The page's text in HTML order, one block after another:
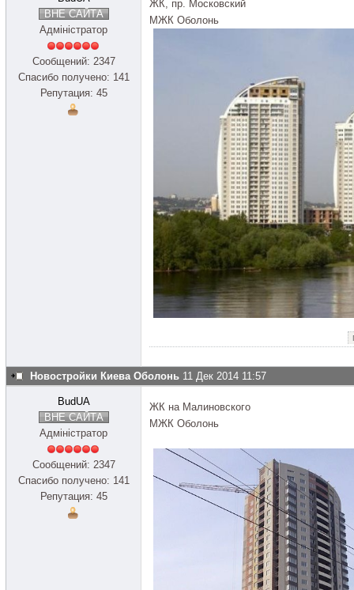
ВНЕ САЙТА
Адміністратор
Сообщений: 2347
Спасибо получено: 141
Репутация: 45
ЖК, пр. Московский
МЖК Оболонь
Новостройки Киева Оболонь 11 Дек 2014 11:57
BudUA
ВНЕ САЙТА
Адміністратор
Сообщений: 2347
Спасибо получено: 141
Репутация: 45
ЖК на Малиновского
МЖК Оболонь